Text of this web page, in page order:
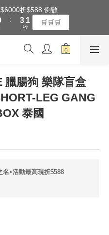
超商』免運費
折$588 倒數
:
4
3
2
2
1
0
秒
🛒🛒🛒
超商』免運費
臘腸狗 樂隊盲盒
LEG GANG
泰國
名‣活動最高現折$588